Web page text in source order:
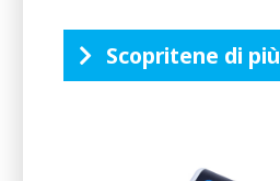
Scopritene di più